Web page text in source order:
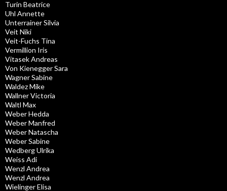
Turin Beatrice
Uhl Annette
Unterrainer Silvia
Veit Niki
Veit-Fuchs Tina
Vermillion Iris
Vitasek Andreas
Von Kienegger Sara
Wagner Sabine
Waldez Mike
Wallner Victoria
Waltl Max
Weber Hedda
Weber Manfred
Weber Natascha
Weber Sabine
Wedberg Ulrika
Weiss Adi
Wenzl Andrea
Wenzl Andrea
Wielinger Elisa